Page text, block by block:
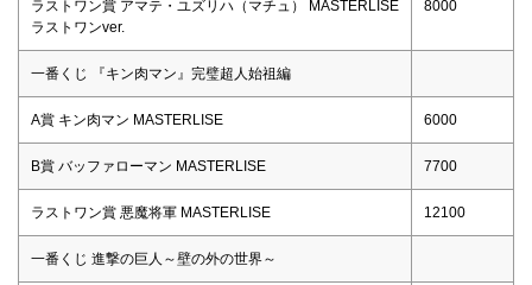
ラストワン賞 アマテ・ユズリハ（マチュ） MASTERLISE
ラストワンver.
8000
一番くじ 『キン肉マン』完璧超人始祖編
A賞 キン肉マン MASTERLISE 6000
B賞 バッファローマン MASTERLISE 7700
ラストワン賞 悪魔将軍 MASTERLISE 12100
一番くじ 進撃の巨人～壁の外の世界～